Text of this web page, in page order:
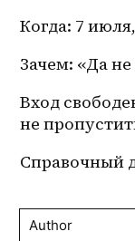
Когда: 7
Зачем: «Да
Вход
не
Справочный
Author